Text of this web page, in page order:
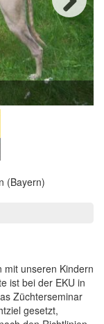
Next
(Bayern)
mit unseren Kindern
ist bei der EKU in
Züchterseminar
gesetzt,